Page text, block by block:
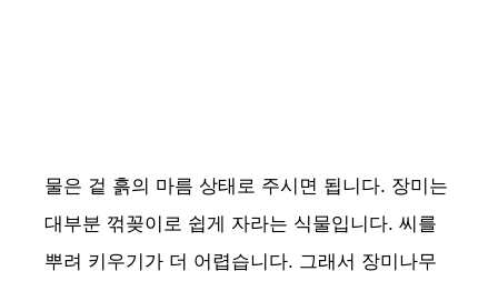
물은 겉 흙의 마름 상태로 주시면 됩니다. 장미는
대부분 꺾꽂이로 쉽게 자라는 식물입니다. 씨를
뿌려 키우기가 더 어렵습니다. 그래서 장미나무